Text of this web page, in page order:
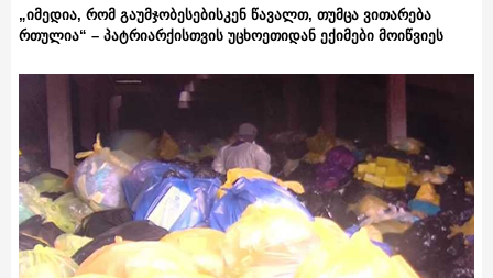
„იმედია, რომ გაუმჯობესებისკენ წავალთ, თუმცა ვითარება
რთულია“ – პატრიარქისთვის უცხოეთიდან ექიმები მოიწვიეს